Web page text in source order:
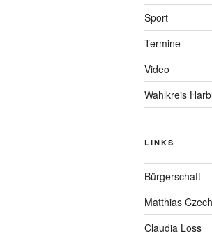
Sport
Termine
Video
Wahlkreis
LINKS
Bürgerschaft
Matthias Czech
Claudia Loss